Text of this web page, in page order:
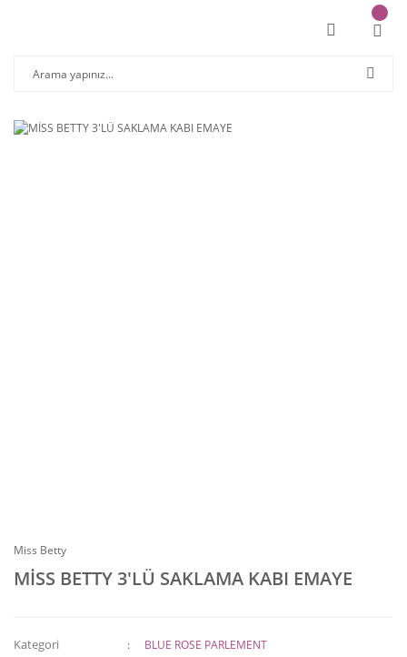
Miss Betty
MİSS BETTY 3'LÜ SAKLAMA KABI EMAYE
Kategori BLUE ROSE PARLEMENT